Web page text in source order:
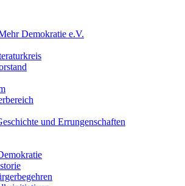
Demokratie e.V.
und Errungenschaften